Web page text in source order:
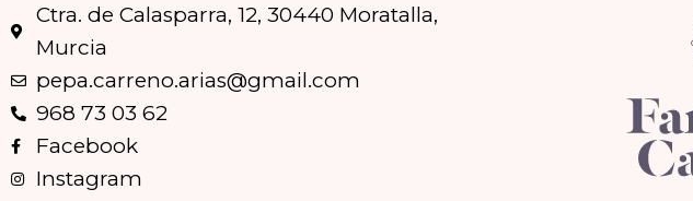
Ctra. de Calasparra, 12, 30440 Moratalla,
Murcia
pepa.carreno.arias@gmail.com
968 73 03 62
Facebook
Instagram